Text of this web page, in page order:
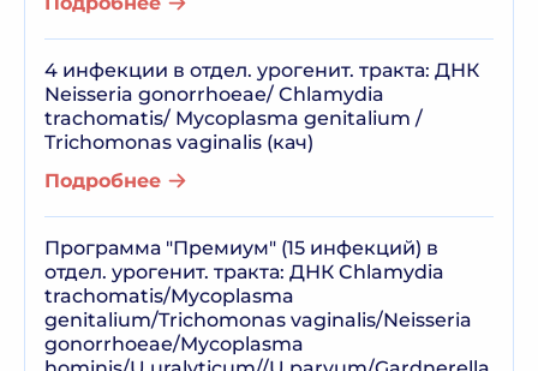
4 инфекции в отдел. урогенит. тракта: ДНК
Neisseria gonorrhoeae/ Chlamydia
trachomatis/ Mycoplasma genitalium /
Trichomonas vaginalis (кач)
Подробнее
Программа "Премиум" (15 инфекций) в
отдел. урогенит. тракта: ДНК Chlamydia
trachomatis/Mycoplasma
genitalium/Trichomonas vaginalis/Neisseria
gonorrhoeae/Mycoplasma